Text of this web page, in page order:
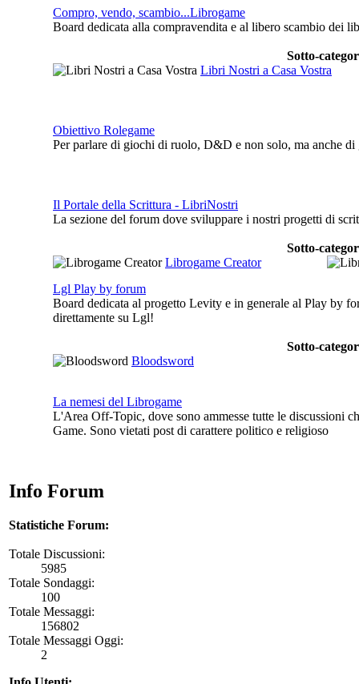
Compro, vendo, scambio...Librogame
Board dedicata alla compravendita e al libero scambio dei
Sotto-
Libri Nostri a Casa Vostra
Obiettivo Rolegame
Per parlare di giochi di ruolo, D&D e non solo, ma anche di
Il Portale della Scrittura - LibriNostri
La sezione del forum dove sviluppare i nostri progetti di
Sotto-
Librogame Creator
Lgl Play by forum
Board dedicata al progetto Levity e in generale al Play by
direttamente su Lgl!
Sotto-
Bloodsword
La nemesi del Librogame
L'Area Off-Topic, dove sono ammesse tutte le discussioni
Game. Sono vietati post di carattere politico e religioso
Info Forum
Statistiche Forum:
Totale Discussioni:
5985
Totale Sondaggi:
100
Totale Messaggi:
156802
Totale Messaggi Oggi:
2